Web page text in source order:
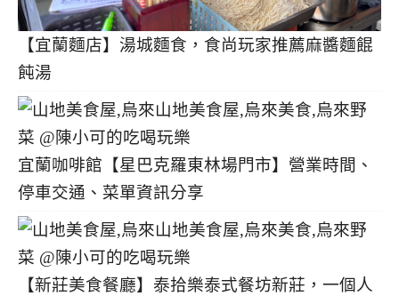
【宜蘭麵店】湯城麵食，食尚玩家推薦麻醬麵餛
飩湯
宜蘭咖啡館【星巴克羅東林場門市】營業時間、
停車交通、菜單資訊分享
【新莊美食餐廳】泰拾樂泰式餐坊新莊，一個人